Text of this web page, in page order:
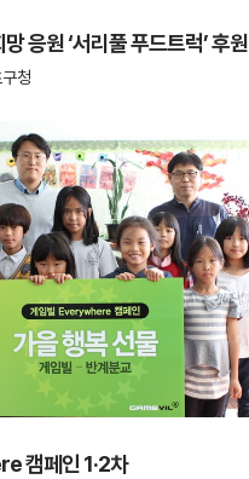
응원 ‘서리풀 푸드트럭’ 후원
청
캠페인 1·2차